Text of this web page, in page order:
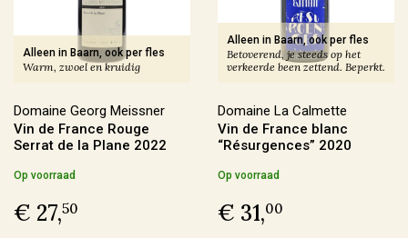
Frankrijk(145)
Italië(40)
Duitsland(6)
Meer
Alleen in Baarn, ook per fles
Warm, zwoel en kruidig
Domaine Georg Meissner
Vin de France Rouge
Serrat de la Plane 2022
Op voorraad
€ 27,50
Alleen in Baarn, ook per fles
Betoverend, je steeds op het
verkeerde been zettend. Beperkt.
Domaine La Calmette
Vin de France blanc
“Résurgences” 2020
Op voorraad
€ 31,00